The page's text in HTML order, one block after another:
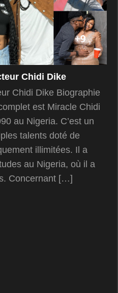
Chidi Dike
Chidi Dike Biographie
est Miracle Chidi
au Nigeria. C’est un
talents doté de
illimitées. Il a
au Nigeria, où il a
Concernant […]